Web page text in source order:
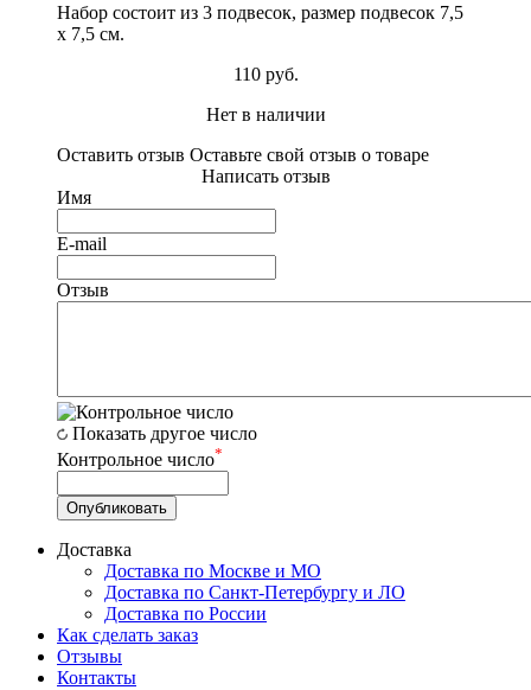
Набор состоит из 3 подвесок, размер подвесок 7,5
х 7,5 см.
110 руб.
Нет в наличии
Оставить отзыв Оставьте свой отзыв о товаре
Написать отзыв
Имя
E-mail
Отзыв
Показать другое число
Контрольное число*
Доставка
Доставка по Москве и МО
Доставка по Санкт-Петербургу и ЛО
Доставка по России
Как сделать заказ
Отзывы
Контакты